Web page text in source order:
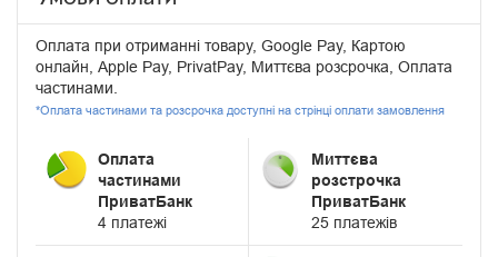
Оплата при отриманні товару, Google Pay, Картою
онлайн, Apple Pay, PrivatPay, Миттєва розсрочка, Оплата
частинами.
*Оплата частинами та розсрочка доступні на стрінці оплати замовлення
Оплата
частинами
ПриватБанк
4 платежі
Миттєва
розстрочка
ПриватБанк
25 платежів